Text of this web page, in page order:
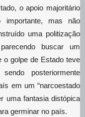
o apoio majoritário
mas não
uma politização
buscar um
o golpe de Estado teve
posteriormente
em um “narcoestado
uma fantasia distópica
germinar no país.